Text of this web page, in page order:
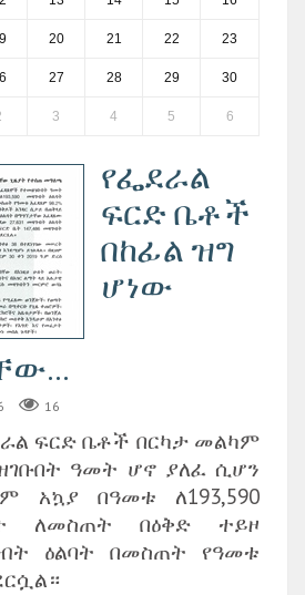
20 21 22 23
27 28 29 30
3 4 5 6
የፌደራል
ፍርድ ቤቶች
በከፊል ዝግ
ሆነው
16
ፍርድ ቤቶች በርካታ መልካም
ዓመት ሆኖ ያለፈ ሲሆን
አኳያ በዓመቱ ለ193,590
ለመስጠት በዕቅድ ተይዞ
ዕልባት በመስጠት የዓመቱ